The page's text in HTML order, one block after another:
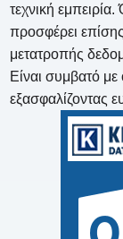
τεχνική
προσφέρει
μετατροπής
Είναι συμβατό με
εξασφαλίζοντας